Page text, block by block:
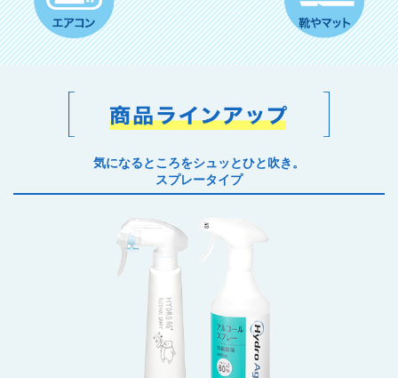
気になるところをシュッとひと吹き。
スプレータイプ